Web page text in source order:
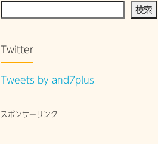
検索
Twitter
Tweets by and7plus
スポンサーリンク